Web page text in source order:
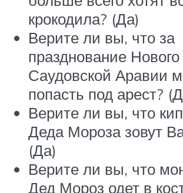
крокодила? (Да)
Верите ли вы, что за
празднование Нового
Саудовской Аравии
попасть под арест?
Верите ли вы, что
Деда Мороза зовут
(Да)
Верите ли вы, что
Дед Мороз одет в